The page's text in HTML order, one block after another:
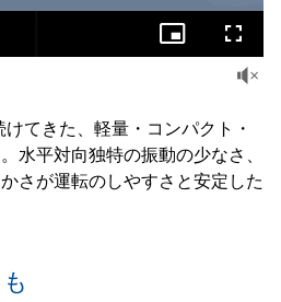
てきた、軽量・コンパクト・
水平対向独特の振動の少なさ、
さが運転のしやすさと安定した
100.00%
Picture-
in-